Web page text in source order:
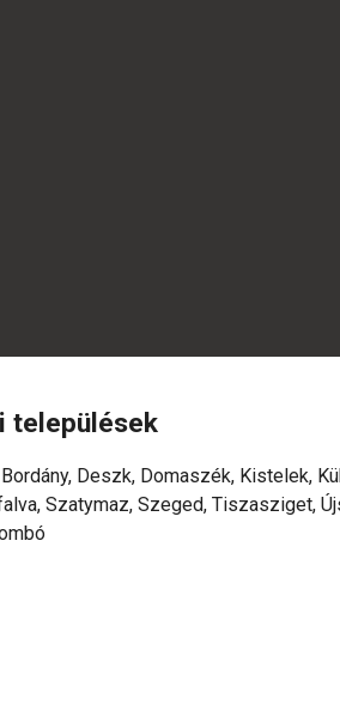
települések
Deszk, Domaszék, Kistelek,
Szatymaz, Szeged, Tiszasziget,